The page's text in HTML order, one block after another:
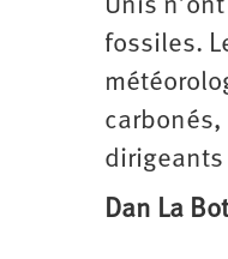
Unis
fossiles.
Dan La